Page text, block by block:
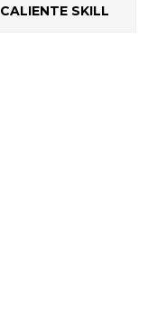
CALIENTE SKILL